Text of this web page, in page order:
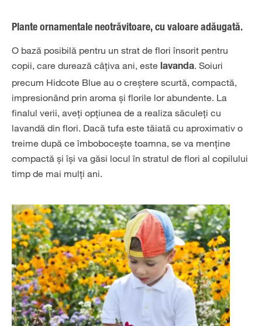
Plante ornamentale neotrăvitoare, cu valoare adăugată.
O bază posibilă pentru un strat de flori însorit pentru
copii, care durează câțiva ani, este lavanda. Soiuri
precum Hidcote Blue au o creștere scurtă, compactă,
impresionând prin aroma și florile lor abundente. La
finalul verii, aveți opțiunea de a realiza săculeți cu
lavandă din flori. Dacă tufa este tăiată cu aproximativ o
treime după ce îmbobocește toamna, se va menține
compactă și își va găsi locul în stratul de flori al copilului
timp de mai mulți ani.